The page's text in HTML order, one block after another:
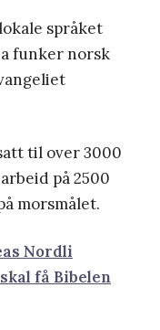
språket
funker norsk
til over 3000
på 2500
morsmålet.
Nordli
få Bibelen